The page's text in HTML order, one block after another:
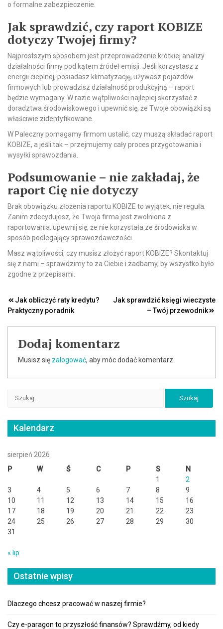
o formalne zabezpieczenie.
Jak sprawdzić, czy raport KOBIZE
dotyczy Twojej firmy?
Najprostszym sposobem jest przeprowadzenie krótkiej analizy
działalności firmy pod kątem źródeł emisji. Jeśli korzystasz z
energii cieplnej, posiadasz klimatyzację, używasz pojazdów
firmowych lub prowadzisz działalność produkcyjną – raport
będzie wymagany. W razie wątpliwości najlepiej skorzystać z
doradztwa środowiskowego i upewnić się, że Twoje obowiązki są
właściwie zidentyfikowane.
W Paleczny pomagamy firmom ustalić, czy muszą składać raport
KOBIZE, a jeśli tak – przejmujemy cały proces przygotowania i
wysyłki sprawozdania.
Podsumowanie – nie zakładaj, że
raport Cię nie dotyczy
Brak obowiązku złożenia raportu KOBIZE to wyjątek, nie reguła.
Zanim zdecydujesz, że Twoja firma jest zwolniona z
raportowania, upewnij się, że nie korzystała ze środowiska w
sposób podlegający sprawozdawczości.
Masz wątpliwości, czy musisz złożyć raport KOBIZE? Skontaktuj
się z nami – sprawdzimy to za Ciebie i zadbamy, by wszystko było
zgodne z przepisami.
Nawigacja
wpisu
Jak obliczyć raty kredytu?
Praktyczny poradnik
Jak sprawdzić księgi wieczyste
– Twój przewodnik
Dodaj komentarz
Musisz się zalogować, aby móc dodać komentarz.
Kalendarz
sierpień 2026
P
W Ś C P S
N
1
2
3
4 5 6 7 8
9
10
11 12 13 14 15
16
17
18 19 20 21 22
23
24
25 26 27 28 29
30
31
« lip
Ostatnie wpisy
Dlaczego chcesz pracować w naszej firmie?
Czy e-paragon to przyszłość finansów? Sprawdźmy, od kiedy